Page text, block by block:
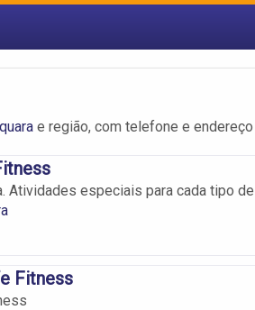
e região, com telefone e
Atividades especiais para cada tipo
Fitness